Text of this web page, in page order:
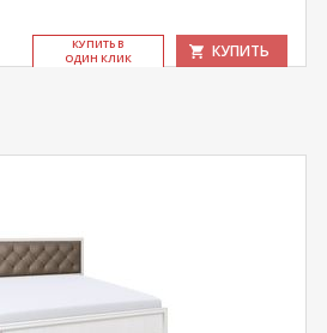
КУ­ПИТЬ В
ОДИН КЛИК
КУПИТЬ